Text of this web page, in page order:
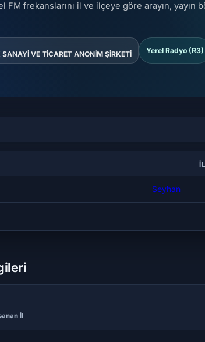
FM frekanslarını il ve ilçeye göre arayın, yayın
VE TİCARET ANONİM ŞİRKETİ Yerel Radyo (R3)
Seyhan
İl